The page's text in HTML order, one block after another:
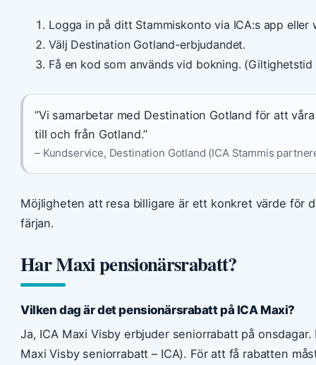
Logga in på ditt Stammiskonto via ICA:s app eller
Välj Destination Gotland-erbjudandet.
Få en kod som används vid bokning.
”Vi samarbetar med Destination Gotland för att
till och från Gotland.”
– Kundservice, Destination Gotland (ICA Stammis
Möjligheten att resa billigare är ett konkret värde för
färjan.
Har Maxi pensionärsrabatt?
Vilken dag är det pensionärsrabatt på ICA Maxi?
Ja, ICA Maxi Visby erbjuder seniorrabatt på
Maxi Visby seniorrabatt – ICA). För att få rabatten